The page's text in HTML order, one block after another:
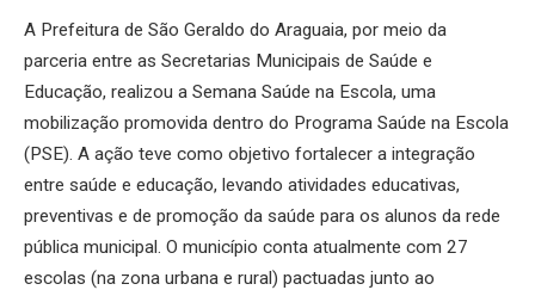
A Prefeitura de São Geraldo do Araguaia, por meio da
parceria entre as Secretarias Municipais de Saúde e
Educação, realizou a Semana Saúde na Escola, uma
mobilização promovida dentro do Programa Saúde na Escola
(PSE). A ação teve como objetivo fortalecer a integração
entre saúde e educação, levando atividades educativas,
preventivas e de promoção da saúde para os alunos da rede
pública municipal. O município conta atualmente com 27
escolas (na zona urbana e rural) pactuadas junto ao